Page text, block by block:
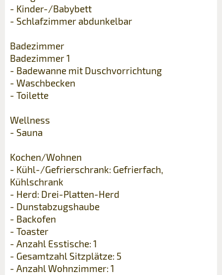
- Kinder-/Babybett
- Schlafzimmer abdunkelbar
Badezimmer
Badezimmer 1
- Badewanne mit Duschvorrichtung
- Waschbecken
- Toilette
Wellness
- Sauna
Kochen/Wohnen
- Kühl-/Gefrierschrank: Gefrierfach,
Kühlschrank
- Herd: Drei-Platten-Herd
- Dunstabzugshaube
- Backofen
- Toaster
- Anzahl Esstische: 1
- Gesamtzahl Sitzplätze: 5
- Anzahl Wohnzimmer: 1